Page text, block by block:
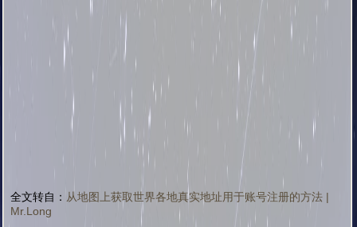
全文转自： 从地图上获取世界各地真实地址用于账号注册的方法 |
Mr.Long